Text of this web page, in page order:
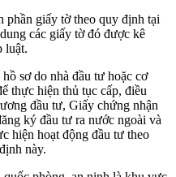
phần giấy tờ theo quy định tại
các giấy tờ đó được kê
luật.
sơ do nhà đầu tư hoặc cơ
thực hiện thủ tục cấp, điều
đầu tư, Giấy chứng nhận
ký đầu tư ra nước ngoài và
hiện hoạt động đầu tư theo
này.